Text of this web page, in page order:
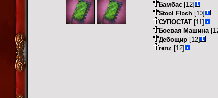
Бамбас [12]
Steel Flesh [10]
СУПОСТАТ [11]
Боевая Машина
Дебощир [12]
renz [12]